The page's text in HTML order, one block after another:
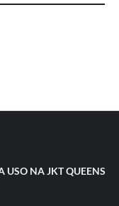
USO NA JKT QUEENS